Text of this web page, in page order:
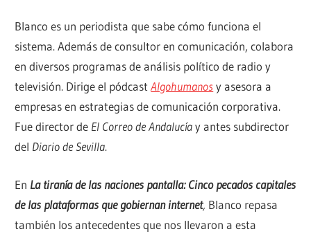
Blanco es un periodista que sabe cómo funciona el
sistema. Además de consultor en comunicación, colabora
en diversos programas de análisis político de radio y
televisión. Dirige el pódcastAlgohumanos y asesora a
empresas en estrategias de comunicación corporativa.
Fue director de El Correo de Andalucíay antes subdirector
del Diario de Sevilla.
En La tiranía de las naciones pantalla: Cinco pecados capitales
de las plataformas que gobiernan internet, Blanco repasa
también los antecedentes que nos llevaron a esta